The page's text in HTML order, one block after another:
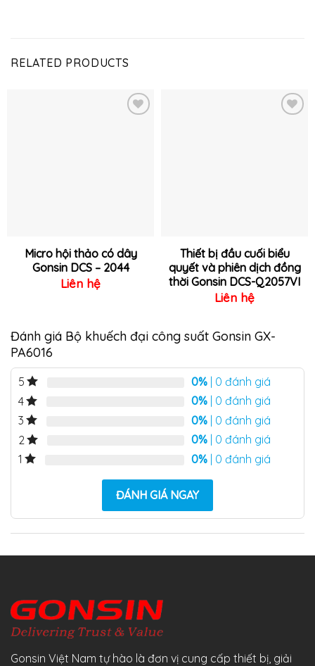
RELATED PRODUCTS
Micro hội thảo có dây
Gonsin DCS – 2044
Liên hệ
Thiết bị đầu cuối biểu
quyết và phiên dịch đồng
thời Gonsin DCS-Q2057VI
Liên hệ
Đánh giá Bộ khuếch đại công suất Gonsin GX-
PA6016
5 0% | 0 đánh giá
4
0% | 0 đánh giá
3
0% | 0 đánh giá
2
0% | 0 đánh giá
1
0% | 0 đánh giá
ĐÁNH GIÁ NGAY
Gonsin Việt Nam tự hào là đơn vị cung cấp thiết bị, giải